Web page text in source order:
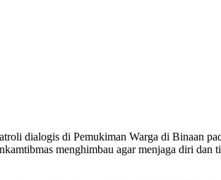
dialogis di Pemukiman Warga di Binaan
menghimbau agar menjaga diri dan